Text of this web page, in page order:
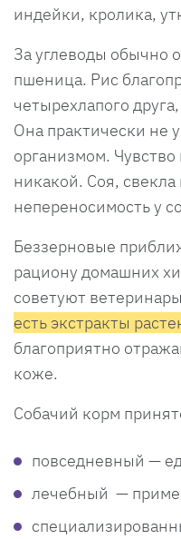
индейки, кролика,
За углеводы обычно
пшеница. Рис
четырехлапого
Она практически не
организмом.
никакой. Соя,
непереносимость у
Беззерновые
рациону домашних
советуют
есть экстракты
благоприятно
коже.
Собачий корм
повседневный —
лечебный —